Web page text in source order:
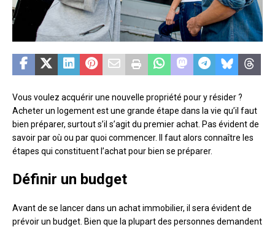
Vous voulez acquérir une nouvelle propriété pour y résider ?
Acheter un logement est une grande étape dans la vie qu’il faut
bien préparer, surtout s’il s’agit du premier achat. Pas évident de
savoir par où ou par quoi commencer. Il faut alors connaître les
étapes qui constituent l’achat pour bien se préparer.
Définir un budget
Avant de se lancer dans un achat immobilier, il sera évident de
prévoir un budget. Bien que la plupart des personnes demandent